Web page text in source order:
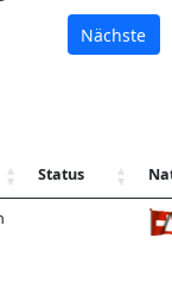
Nächste
Status